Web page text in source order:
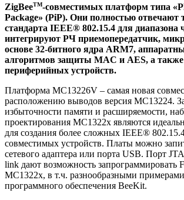
ZigBeeTM-совместимых платформ типа
Package» (PiP). Они полностью отвечают
стандарта IEEE® 802.15.4 для диапазона
интегрируют РЧ приемопередатчик,
основе 32-битного ядра ARM7,
алгоритмов защиты MAC и AES, а
периферийных устройств.
Платформа MC13226V – самая новая
расположению выводов версия MC13224.
избыточности памяти и расширяемости,
проектирования MC1322x являются
для создания более сложных IEEE®
совместимых устройств. Платы можно
сетевого адаптера или порта USB. Порт
link дают возможность запрограммировать
MC1322x, в т.ч. разнообразными примерами
программного обеспечения BeeKit.